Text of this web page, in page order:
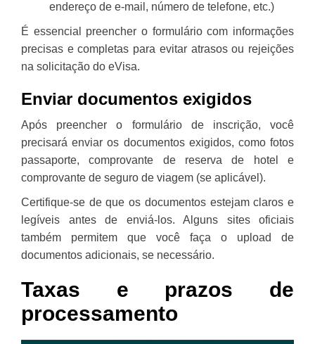
endereço de e-mail, número de telefone, etc.)
É essencial preencher o formulário com informações
precisas e completas para evitar atrasos ou rejeições
na solicitação do eVisa.
Enviar documentos exigidos
Após preencher o formulário de inscrição, você
precisará enviar os documentos exigidos, como fotos
passaporte, comprovante de reserva de hotel e
comprovante de seguro de viagem (se aplicável).
Certifique-se de que os documentos estejam claros e
legíveis antes de enviá-los. Alguns sites oficiais
também permitem que você faça o upload de
documentos adicionais, se necessário.
Taxas e prazos de
processamento